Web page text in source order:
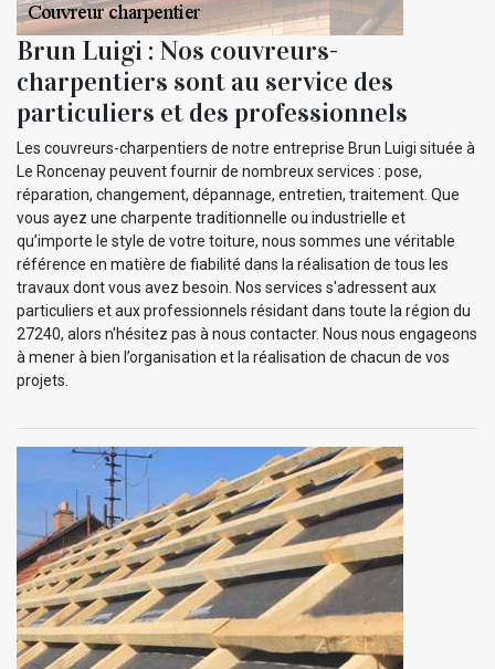
Brun Luigi : Nos couvreurs-
charpentiers sont au service des
particuliers et des professionnels
Les couvreurs-charpentiers de notre entreprise Brun Luigi située à
Le Roncenay peuvent fournir de nombreux services : pose,
réparation, changement, dépannage, entretien, traitement. Que
vous ayez une charpente traditionnelle ou industrielle et
qu’importe le style de votre toiture, nous sommes une véritable
référence en matière de fiabilité dans la réalisation de tous les
travaux dont vous avez besoin. Nos services s'adressent aux
particuliers et aux professionnels résidant dans toute la région du
27240, alors n'hésitez pas à nous contacter. Nous nous engageons
à mener à bien l’organisation et la réalisation de chacun de vos
projets.